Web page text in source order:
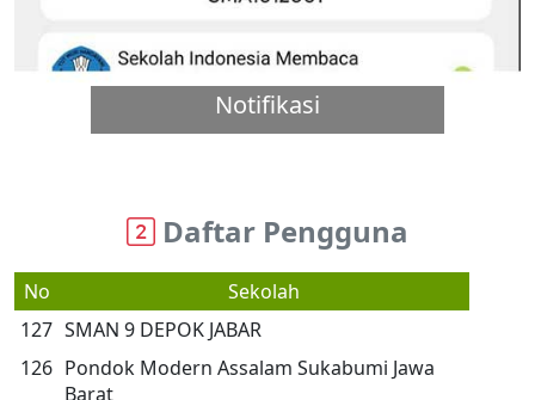
Notifikasi
Daftar Pengguna
No
Sekolah
127 SMAN 9 DEPOK JABAR
126 Pondok Modern Assalam Sukabumi Jawa
Barat